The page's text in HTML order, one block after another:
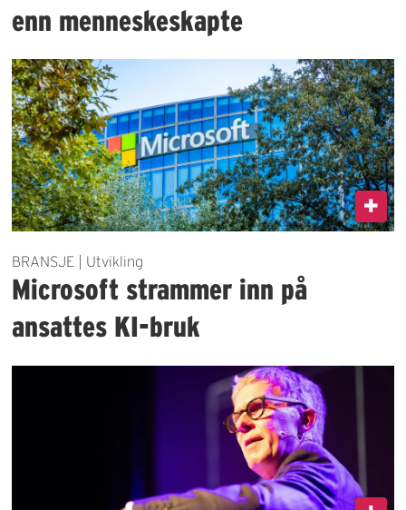
enn menneskeskapte
BRANSJE | Utvikling
Microsoft strammer inn på
ansattes KI-bruk